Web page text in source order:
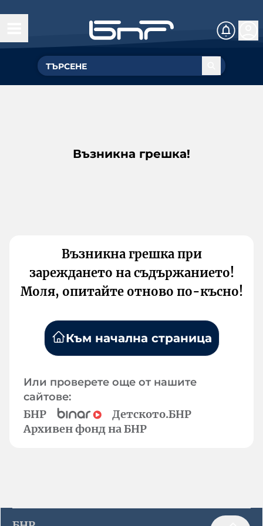
Възникна грешка!
Възникна грешка при
зареждането на съдържанието!
Моля, опитайте отново по-късно!
Към начална страница
Или проверете още от нашите
сайтове:
БНР
Детското.БНР
Архивен фонд на БНР